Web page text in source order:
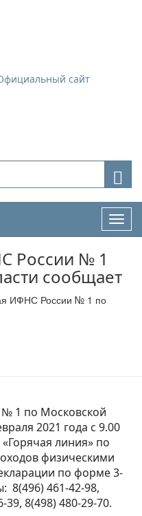
России № 1
сообщает
ИФНС России № 1 по
1 по Московской
2021 года с 9.00
линия» по
физическими
по форме 3-
8(496) 461-42-98,
39, 8(498) 480-29-70.